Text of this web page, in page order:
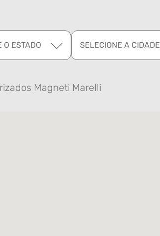
O ESTADO SELECIONE A CIDADE
Magneti Marelli